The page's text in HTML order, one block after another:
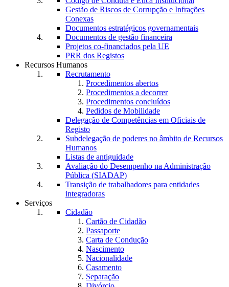
Gestão de Riscos de Corrupção e Infrações
Conexas
Documentos estratégicos governamentais
Documentos de gestão financeira
Projetos co-financiados pela UE
PRR dos Registos
Recursos Humanos
Recrutamento
Procedimentos abertos
Procedimentos a decorrer
Procedimentos concluídos
Pedidos de Mobilidade
Delegação de Competências em Oficiais de
Registo
Subdelegação de poderes no âmbito de Recursos
Humanos
Listas de antiguidade
Avaliação do Desempenho na Administração
Pública (SIADAP)
Transição de trabalhadores para entidades
integradoras
Serviços
Cidadão
Cartão de Cidadão
Passaporte
Carta de Condução
Nascimento
Nacionalidade
Casamento
Separação